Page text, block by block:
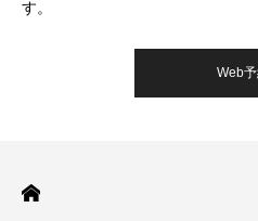
す。
Web